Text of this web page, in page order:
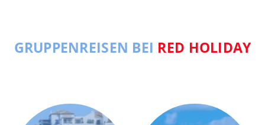
GRUPPENREISEN BEI RED HOLIDAY